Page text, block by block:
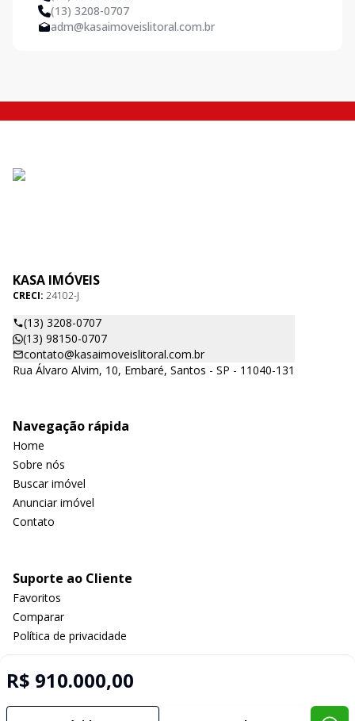
(13) 3208-0707
adm@kasaimoveislitoral.com.br
R$ 910.000,00
KASA IMÓVEIS
CRECI: 24102-J
(13) 3208-0707
(13) 98150-0707
contato@kasaimoveislitoral.com.br
Rua Álvaro Alvim, 10, Embaré, Santos - SP - 11040-131
Navegação rápida
Home
Sobre nós
Buscar imóvel
Anunciar imóvel
Contato
Suporte ao Cliente
Favoritos
Comparar
Política de privacidade
Selo de Tecnologia Loft